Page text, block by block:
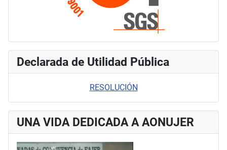
Declarada de Utilidad Pública
RESOLUCIÓN
UNA VIDA DEDICADA A AONUJER